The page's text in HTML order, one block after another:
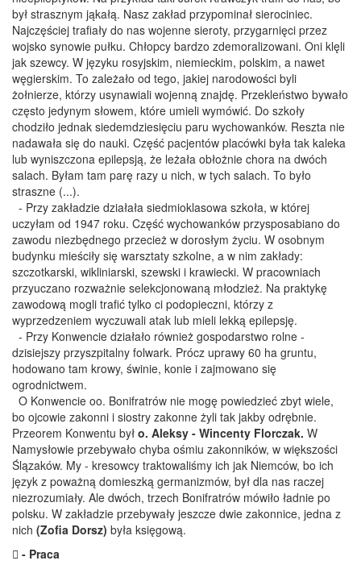
był strasznym jąkałą. Nasz zakład przypominał sierociniec.
Najczęściej trafiały do nas wojenne sieroty, przygarnięci przez
wojsko synowie pułku. Chłopcy bardzo zdemoralizowani. Oni klęli
jak szewcy. W języku rosyjskim, niemieckim, polskim, a nawet
węgierskim. To zależało od tego, jakiej narodowości byli
żołnierze, którzy usynawiali wojenną znajdę. Przekleństwo bywało
często jedynym słowem, które umieli wymówić. Do szkoły
chodziło jednak siedemdziesięciu paru wychowanków. Reszta nie
nadawała się do nauki. Część pacjentów placówki była tak kaleka
lub wyniszczona epilepsją, że leżała obłożnie chora na dwóch
salach. Byłam tam parę razy u nich, w tych salach. To było
straszne (...).
- Przy zakładzie działała siedmioklasowa szkoła, w której
uczyłam od 1947 roku. Część wychowanków przysposabiano do
zawodu niezbędnego przecież w dorosłym życiu. W osobnym
budynku mieściły się warsztaty szkolne, a w nim zakłady:
szczotkarski, wikliniarski, szewski i krawiecki. W pracowniach
przyuczano rozważnie selekcjonowaną młodzież. Na praktykę
zawodową mogli trafić tylko ci podopieczni, którzy z
wyprzedzeniem wyczuwali atak lub mieli lekką epilepsję.
- Przy Konwencie działało również gospodarstwo rolne -
dzisiejszy przyszpitalny folwark. Prócz uprawy 60 ha gruntu,
hodowano tam krowy, świnie, konie i zajmowano się
ogrodnictwem.
O Konwencie oo. Bonifratrów nie mogę powiedzieć zbyt wiele,
bo ojcowie zakonni i siostry zakonne żyli tak jakby odrębnie.
Przeorem Konwentu był o. Aleksy - Wincenty Florczak. W
Namysłowie przebywało chyba ośmiu zakonników, w większości
Ślązaków. My - kresowcy traktowaliśmy ich jak Niemców, bo ich
język z poważną domieszką germanizmów, był dla nas raczej
niezrozumiały. Ale dwóch, trzech Bonifratrów mówiło ładnie po
polsku. W zakładzie przebywały jeszcze dwie zakonnice, jedna z
nich (Zofia Dorsz) była księgową.
 - Praca